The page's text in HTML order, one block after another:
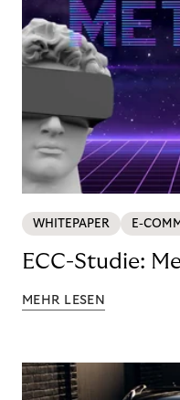
WHITEPAPER E-
ECC-Studie:
MEHR LESEN